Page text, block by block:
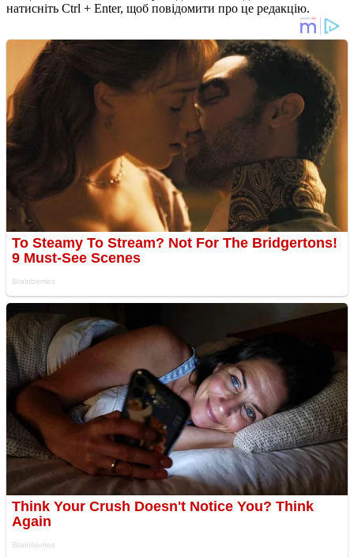
натисніть Ctrl + Enter, щоб повідомити про це редакцію.